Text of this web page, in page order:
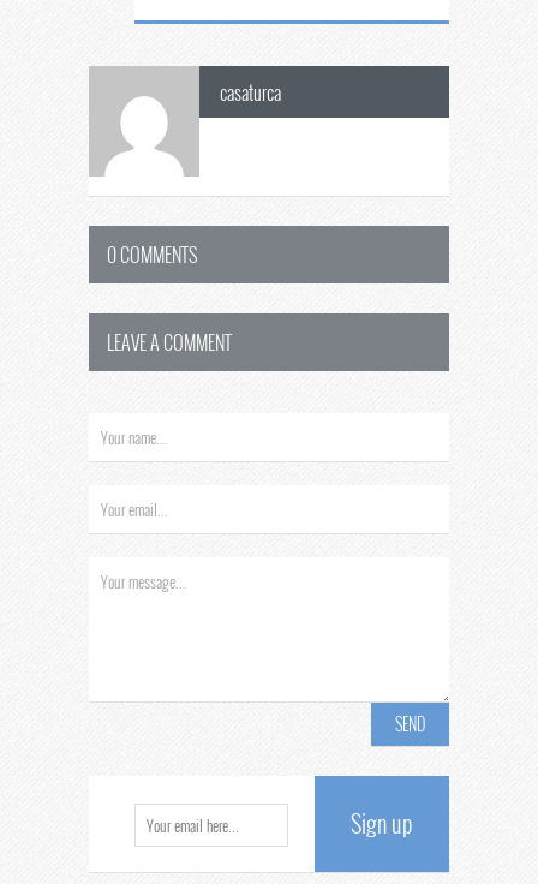
casaturca
0 COMMENTS
LEAVE A COMMENT
Sign up